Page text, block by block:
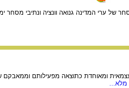
של ערי המדינה גנואה וונציה ונתיבי מסחר
ומאוחדת כתוצאה מפעילותם וממאבקם
מלא...